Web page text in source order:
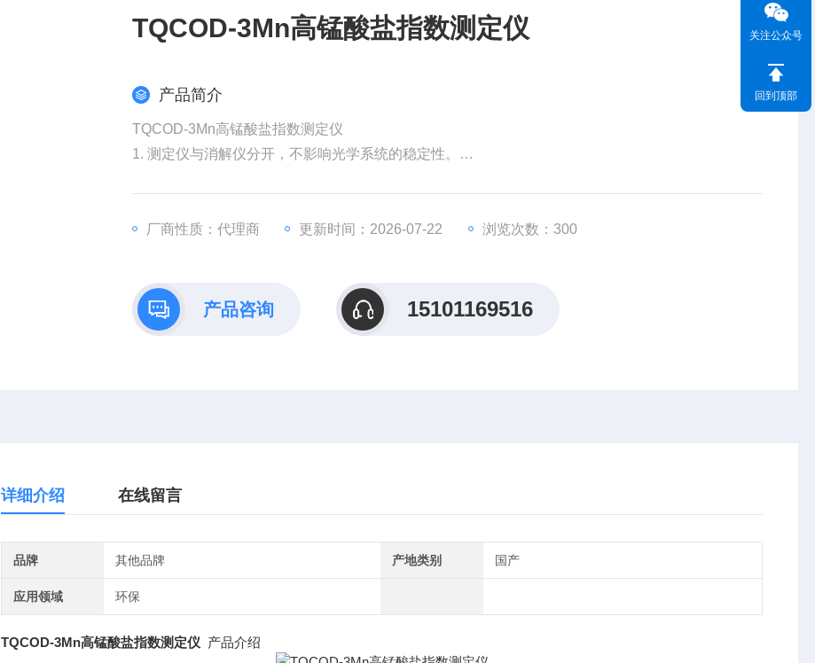
TQCOD-3Mn高锰酸盐指数测定仪
产品简介
TQCOD-3Mn高锰酸盐指数测定仪
1. 测定仪与消解仪分开，不影响光学系统的稳定性。
决信号的强弱导致的测量范围扩展问题。
说明。
厂商性质：代理商 更新时间：2026-07-22 浏览次数：300
产品咨询 15101169516
详细介绍 在线留言
品牌 其他品牌 产地类别 国产
应用领域 环保
TQCOD-3Mn高锰酸盐指数测定仪产品介绍
关注公众号
回到顶部